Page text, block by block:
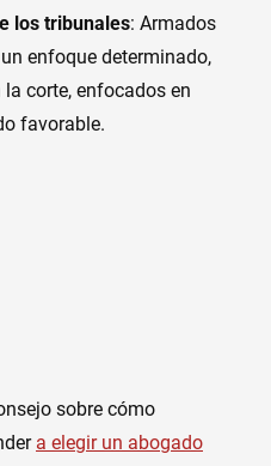
los tribunales: Armados
enfoque determinado,
la corte, enfocados en
favorable.
sobre cómo
a elegir un abogado